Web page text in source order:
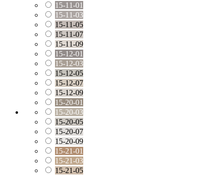
15-11-01
15-11-03
15-11-05
15-11-07
15-11-09
15-12-01
15-12-03
15-12-05
15-12-07
15-12-09
15-20-01
15-20-03
15-20-05
15-20-07
15-20-09
15-21-01
15-21-03
15-21-05